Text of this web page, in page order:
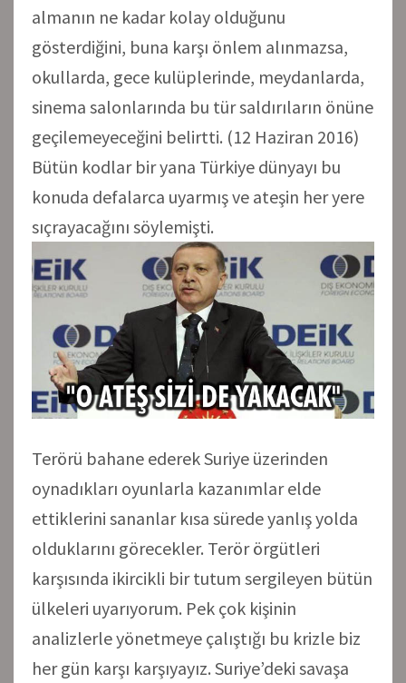
almanın ne kadar kolay olduğunu
gösterdiğini, buna karşı önlem alınmazsa,
okullarda, gece kulüplerinde, meydanlarda,
sinema salonlarında bu tür saldırıların önüne
geçilemeyeceğini belirtti. (12 Haziran 2016)
Bütün kodlar bir yana Türkiye dünyayı bu
konuda defalarca uyarmış ve ateşin her yere
sıçrayacağını söylemişti.
Terörü bahane ederek Suriye üzerinden
oynadıkları oyunlarla kazanımlar elde
ettiklerini sananlar kısa sürede yanlış yolda
olduklarını görecekler. Terör örgütleri
karşısında ikircikli bir tutum sergileyen bütün
ülkeleri uyarıyorum. Pek çok kişinin
analizlerle yönetmeye çalıştığı bu krizle biz
her gün karşı karşıyayız. Suriye’deki savaşa